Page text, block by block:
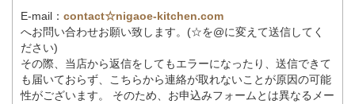
E-mail： contact☆nigaoe-kitchen.com
へお問い合わせお願い致します。(☆を@に変えて送信してく
ださい)
その際、当店から返信をしてもエラーになったり、送信できて
も届いておらず、こちらから連絡が取れないことが原因の可能
性がございます。 そのため、お申込みフォームとは異なるメー